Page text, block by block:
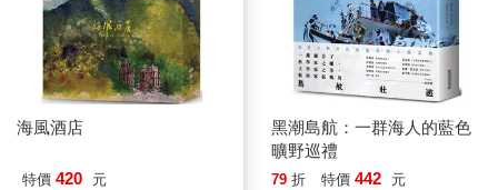
海風酒店
特價 420 元
黑潮島航：一群海人的藍色
曠野巡禮
79 折 特價 442 元